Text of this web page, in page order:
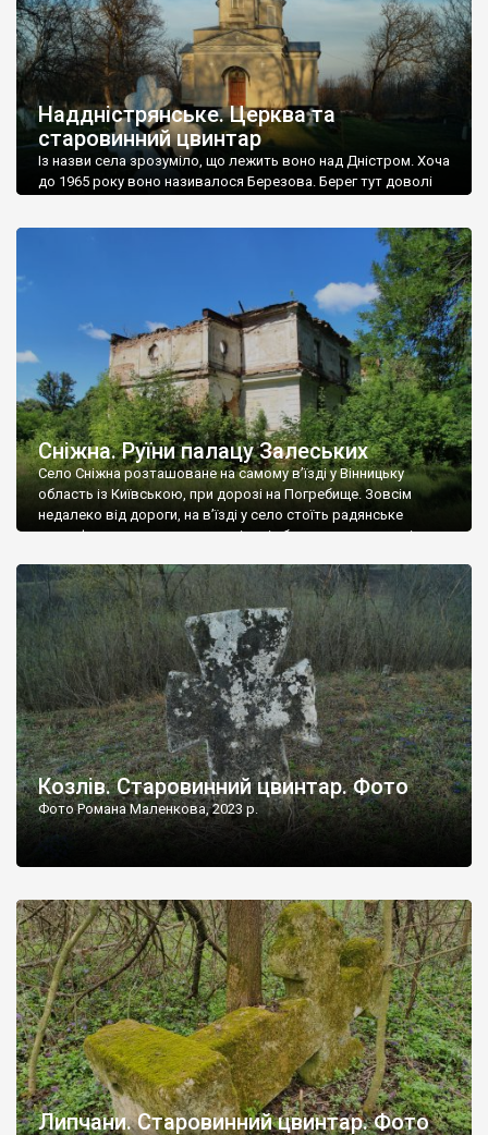
Наддністрянське. Церква та
старовинний цвинтар
Із назви села зрозуміло, що лежить воно над Дністром. Хоча
до 1965 року воно називалося Березова. Берег тут доволі
Наддністрянське відрізняється від більшості навколишніх
сіл. У селі є мурована Михайлівська церква. Точної дати […]
Сніжна. Руїни палацу Залеських
Село Сніжна розташоване на самому в’їзді у Вінницьку
область із Київською, при дорозі на Погребище. Зовсім
недалеко від дороги, на в’їзді у село стоїть радянське
рельєфне пано, яке показує жінку і яблуню, а трохи далі, десь
не видно, але видно дві стареньких колії у траві – […]
Козлів. Старовинний цвинтар. Фото
Фото Романа Маленкова, 2023 р.
Липчани. Старовинний цвинтар. Фото